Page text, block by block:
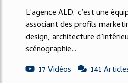
L’agence ALD, c’est une
associant des profils
design, architecture
scénographie…
17 Vidéos
141